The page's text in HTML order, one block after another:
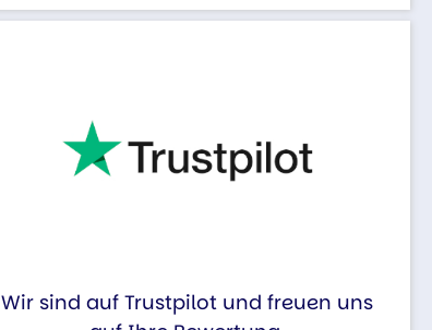
Wir sind auf Trustpilot und freuen uns